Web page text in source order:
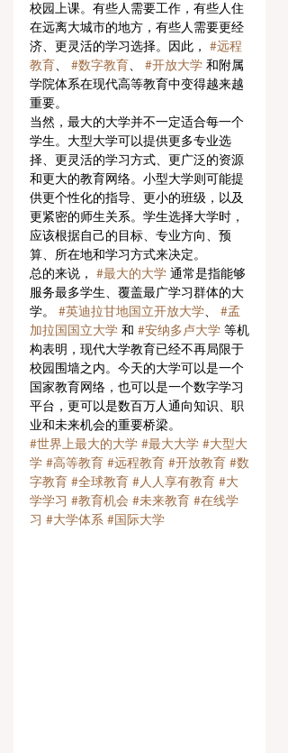
校园上课。有些人需要工作，有些人住
在远离大城市的地方，有些人需要更经
济、更灵活的学习选择。因此， #远程
教育
#数字教育 #开放大学 和附属
学院体系在现代高等教育中变得越来越
重要。
当然，最大的大学并不一定适合每一个
学生。大型大学可以提供更多专业选
择、更灵活的学习方式、更广泛的资源
和更大的教育网络。小型大学则可能提
供更个性化的指导、更小的班级，以及
更紧密的师生关系。学生选择大学时，
应该根据自己的目标、专业方向、预
算、所在地和学习方式来决定。
总的来说， #最大的大学 通常是指能够
服务最多学生、覆盖最广学习群体的大
学。 #英迪拉甘地国立开放大学
#孟
加拉国国立大学 和 #安纳多卢大学 等机
构表明，现代大学教育已经不再局限于
校园围墙之内。今天的大学可以是一个
国家教育网络，也可以是一个数字学习
平台，更可以是数百万人通向知识、职
业和未来机会的重要桥梁。
#世界上最大的大学 #最大大学 #大型大
学 #高等教育 #远程教育 #开放教育 #数
字教育 #全球教育 #人人享有教育 #大
学学习 #教育机会 #未来教育 #在线学
习 #大学体系 #国际大学